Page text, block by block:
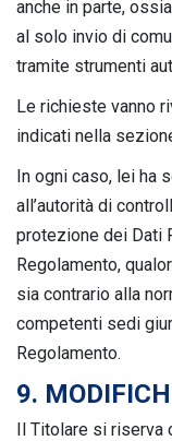
anche in parte,
al solo invio di
tramite strumenti
Le richieste vanno
indicati nella
In ogni caso, lei ha
all’autorità di
protezione dei Dati
Regolamento,
sia contrario alla
competenti sedi
Regolamento.
9.
Il Titolare si riserva